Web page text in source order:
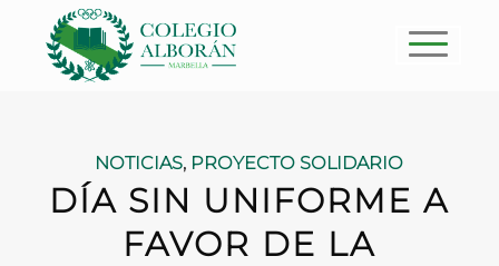
NOTICIAS, PROYECTO SOLIDARIO
DÍA SIN UNIFORME A
FAVOR DE LA